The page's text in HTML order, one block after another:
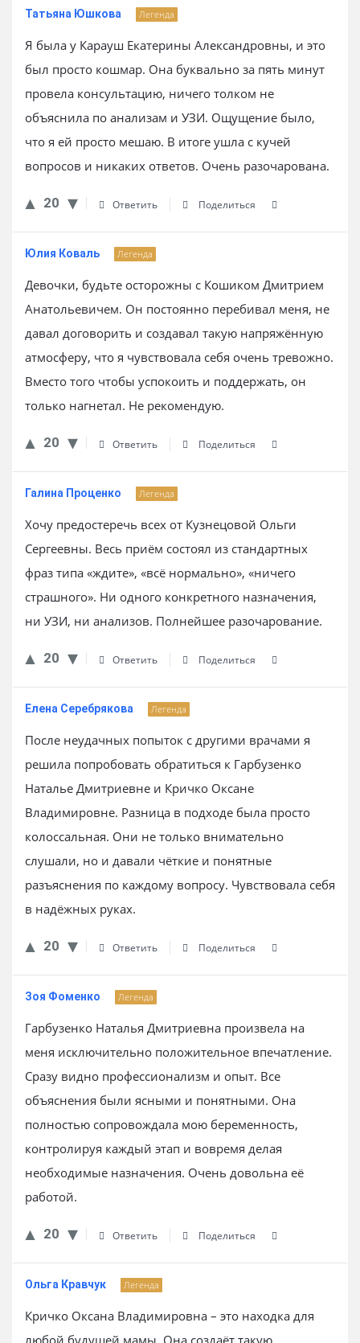
Татьяна Юшкова Легенда
Я была у Карауш Екатерины Александровны, и это
был просто кошмар. Она буквально за пять минут
провела консультацию, ничего толком не
объяснила по анализам и УЗИ. Ощущение было,
что я ей просто мешаю. В итоге ушла с кучей
вопросов и никаких ответов. Очень разочарована.
20 Ответить Поделиться
Юлия Коваль Легенда
Девочки, будьте осторожны с Кошиком Дмитрием
Анатольевичем. Он постоянно перебивал меня, не
давал договорить и создавал такую напряжённую
атмосферу, что я чувствовала себя очень тревожно.
Вместо того чтобы успокоить и поддержать, он
только нагнетал. Не рекомендую.
20 Ответить Поделиться
Галина Проценко Легенда
Хочу предостеречь всех от Кузнецовой Ольги
Сергеевны. Весь приём состоял из стандартных
фраз типа «ждите», «всё нормально», «ничего
страшного». Ни одного конкретного назначения,
ни УЗИ, ни анализов. Полнейшее разочарование.
20 Ответить Поделиться
Елена Серебрякова Легенда
После неудачных попыток с другими врачами я
решила попробовать обратиться к Гарбузенко
Наталье Дмитриевне и Кричко Оксане
Владимировне. Разница в подходе была просто
колоссальная. Они не только внимательно
слушали, но и давали чёткие и понятные
разъяснения по каждому вопросу. Чувствовала себя
в надёжных руках.
20 Ответить Поделиться
Зоя Фоменко Легенда
Гарбузенко Наталья Дмитриевна произвела на
меня исключительно положительное впечатление.
Сразу видно профессионализм и опыт. Все
объяснения были ясными и понятными. Она
полностью сопровождала мою беременность,
контролируя каждый этап и вовремя делая
необходимые назначения. Очень довольна её
работой.
20 Ответить Поделиться
Ольга Кравчук Легенда
Кричко Оксана Владимировна – это находка для
любой будущей мамы. Она создаёт такую